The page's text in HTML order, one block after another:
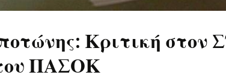
Κριτική στον
ΠΑΣΟΚ